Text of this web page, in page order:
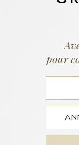
GRANDE
FINS BOIS, BONS
ET DE PASSION…
pour